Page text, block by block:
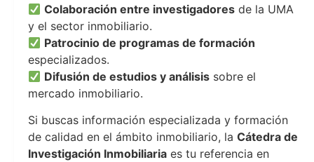
Colaboración entre investigadores de la UMA
y el sector inmobiliario.
Patrocinio de programas de formación
especializados.
Difusión de estudios y análisis sobre el
mercado inmobiliario.
Si buscas información especializada y formación
de calidad en el ámbito inmobiliario, la Cátedra de
Investigación Inmobiliaria es tu referencia en